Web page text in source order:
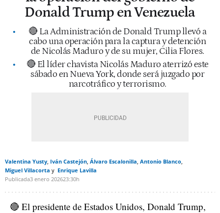
Donald Trump en Venezuela
🔴 La Administración de Donald Trump llevó a
cabo una operación para la captura y detención
de Nicolás Maduro y de su mujer, Cilia Flores.
🔴 El líder chavista Nicolás Maduro aterrizó este
sábado en Nueva York, donde será juzgado por
narcotráfico y terrorismo.
Valentina Yusty Iván Castejón Álvaro Escalonilla Antonio Blanco
Miguel Villacorta
Enrique Lavilla
Publicada3 enero 202623:30h
🔴 El presidente de Estados Unidos, Donald Trump,